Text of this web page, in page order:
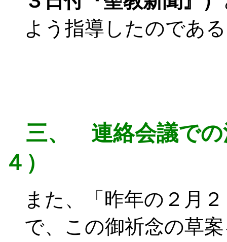
よう指導したのであ
三、 連絡会議での
４）
また、「昨年の２月
で、この御祈念の草